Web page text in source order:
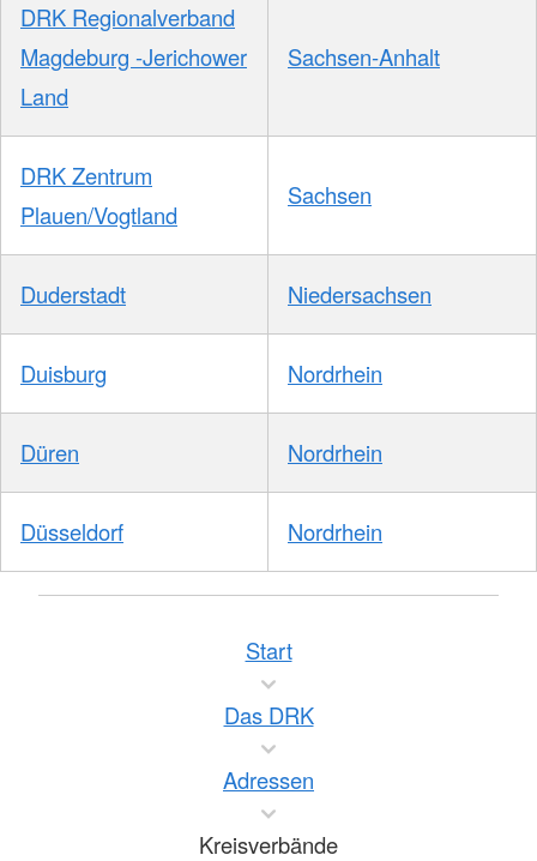
DRK Regionalverband
Magdeburg -Jerichower
Land
Sachsen-Anhalt
DRK Zentrum
Plauen/Vogtland
Sachsen
Duderstadt Niedersachsen
Duisburg Nordrhein
Düren Nordrhein
Düsseldorf Nordrhein
Start
Das DRK
Adressen
Kreisverbände